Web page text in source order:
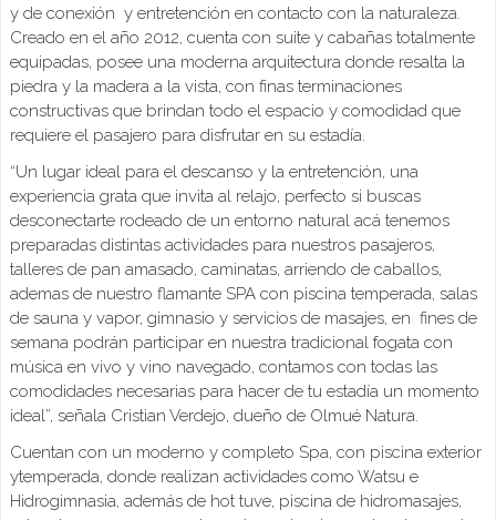
y de conexión y entretención en contacto con la naturaleza.
Creado en el año 2012, cuenta con suite y cabañas totalmente
equipadas, posee una moderna arquitectura donde resalta la
piedra y la madera a la vista, con finas terminaciones
constructivas que brindan todo el espacio y comodidad que
requiere el pasajero para disfrutar en su estadía.
“Un lugar ideal para el descanso y la entretención, una
experiencia grata que invita al relajo, perfecto si buscas
desconectarte rodeado de un entorno natural acá tenemos
preparadas distintas actividades para nuestros pasajeros,
talleres de pan amasado, caminatas, arriendo de caballos,
ademas de nuestro flamante SPA con piscina temperada, salas
de sauna y vapor, gimnasio y servicios de masajes, en fines de
semana podrán participar en nuestra tradicional fogata con
música en vivo y vino navegado, contamos con todas las
comodidades necesarias para hacer de tu estadía un momento
ideal”, señala Cristian Verdejo, dueño de Olmué Natura.
Cuentan con un moderno y completo Spa, con piscina exterior
ytemperada, donde realizan actividades como Watsu e
Hidrogimnasia, además de hot tuve, piscina de hidromasajes,